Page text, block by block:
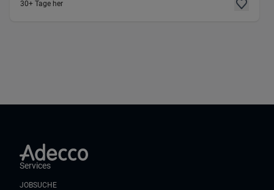
30+ Tage her
Services
JOBSUCHE